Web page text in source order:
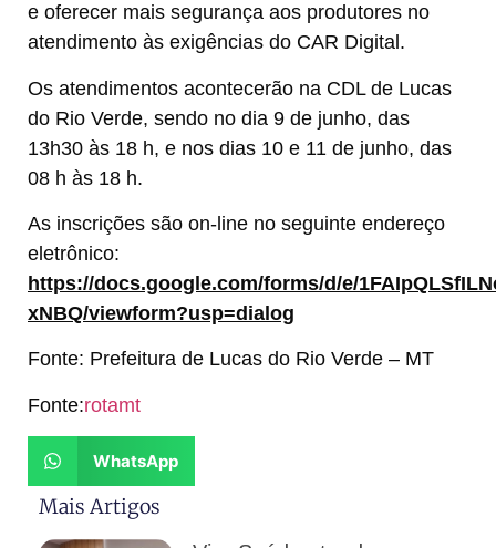
e oferecer mais segurança aos produtores no
atendimento às exigências do CAR Digital.
Os atendimentos acontecerão na CDL de Lucas
do Rio Verde, sendo no dia 9 de junho, das
13h30 às 18 h, e nos dias 10 e 11 de junho, das
08 h às 18 h.
As inscrições são on-line no seguinte endereço
eletrônico:
https://docs.google.com/forms/d/e/
xNBQ/viewform?usp=dialog
Fonte: Prefeitura de Lucas do Rio Verde – MT
Fonte:rotamt
WhatsApp
Mais Artigos